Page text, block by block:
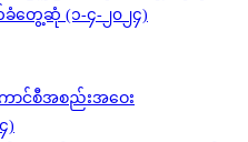
ေ့ဆုံ (၁-၄-၂၀၂၄)